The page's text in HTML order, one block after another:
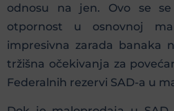
odnosu na jen. Ovo se
otpornost u osnovnoj
impresivna zarada banaka
tržišna očekivanja za
Federalnih rezervi SAD-a u